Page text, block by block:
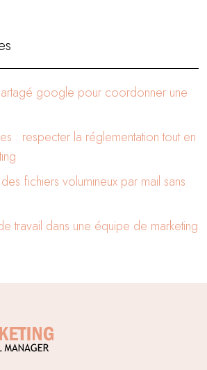
google pour coordonner une
: respecter la réglementation tout en
fichiers volumineux par mail sans
travail dans une équipe de marketing